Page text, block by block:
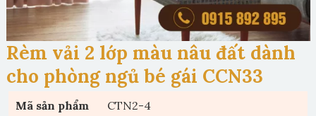
Rèm vải 2 lớp màu nâu đất dành
cho phòng ngủ bé gái CCN33
Mã sản phẩm
CTN2-4